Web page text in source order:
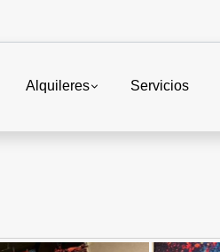
Alquileres Servicios